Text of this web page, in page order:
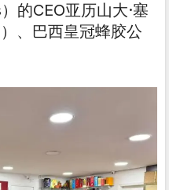
的CEO亚历山大·塞
、巴西皇冠蜂胶公